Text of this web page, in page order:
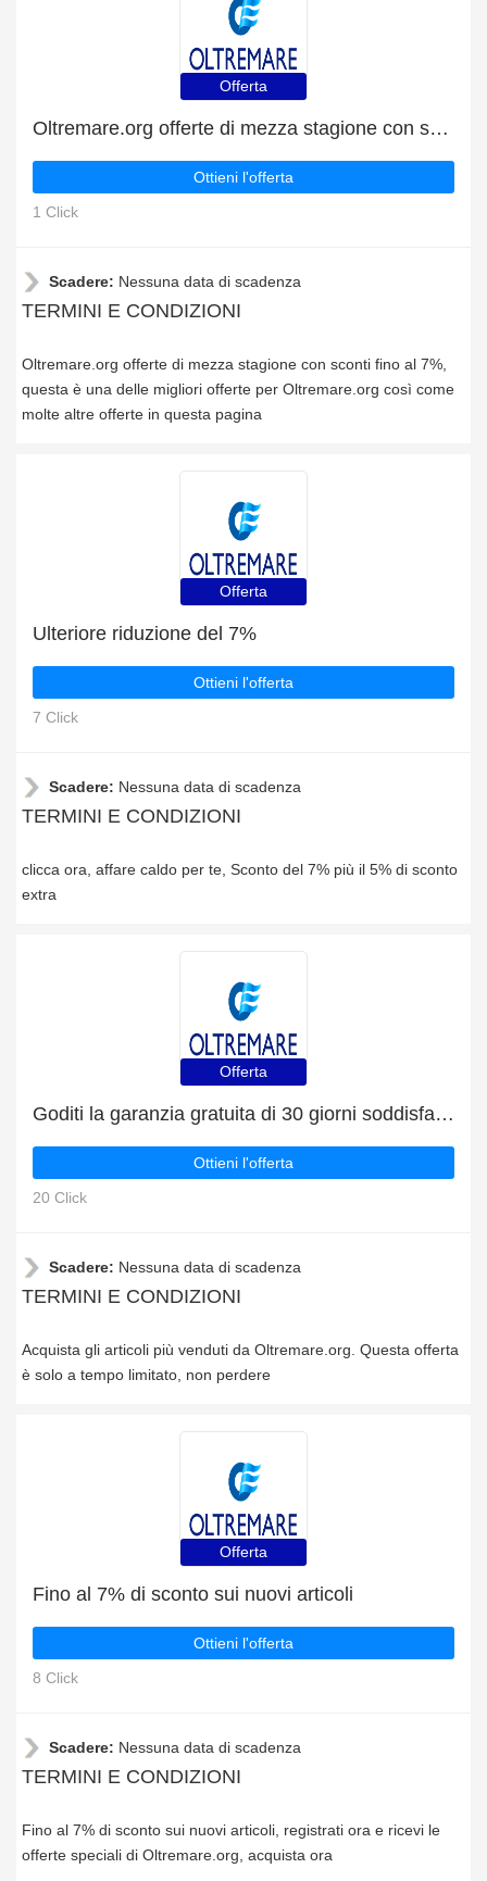
Offerta
Oltremare.org offerte di mezza stagione con sconti fino al 7%
Ottieni l'offerta
1 Click
Scadere: Nessuna data di scadenza
TERMINI E CONDIZIONI
Oltremare.org offerte di mezza stagione con sconti fino al 7%,
questa è una delle migliori offerte per Oltremare.org così come
molte altre offerte in questa pagina
Offerta
Ulteriore riduzione del 7%
Ottieni l'offerta
7 Click
Scadere: Nessuna data di scadenza
TERMINI E CONDIZIONI
clicca ora, affare caldo per te, Sconto del 7% più il 5% di sconto
extra
Offerta
Goditi la garanzia gratuita di 30 giorni soddisfatti o rimborsati
Ottieni l'offerta
20 Click
Scadere: Nessuna data di scadenza
TERMINI E CONDIZIONI
Acquista gli articoli più venduti da Oltremare.org. Questa offerta
è solo a tempo limitato, non perdere
Offerta
Fino al 7% di sconto sui nuovi articoli
Ottieni l'offerta
8 Click
Scadere: Nessuna data di scadenza
TERMINI E CONDIZIONI
Fino al 7% di sconto sui nuovi articoli, registrati ora e ricevi le
offerte speciali di Oltremare.org, acquista ora